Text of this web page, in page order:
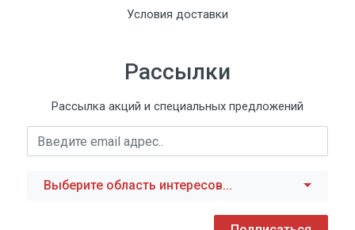
Условия доставки
Рассылки
Рассылка акций и специальных предложений
Выберите область интересов...